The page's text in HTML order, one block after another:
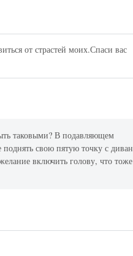
от страстей моих.Спаси вас
таковыми? В подавляющем
поднять свою пятую точку с
включить голову, что тоже